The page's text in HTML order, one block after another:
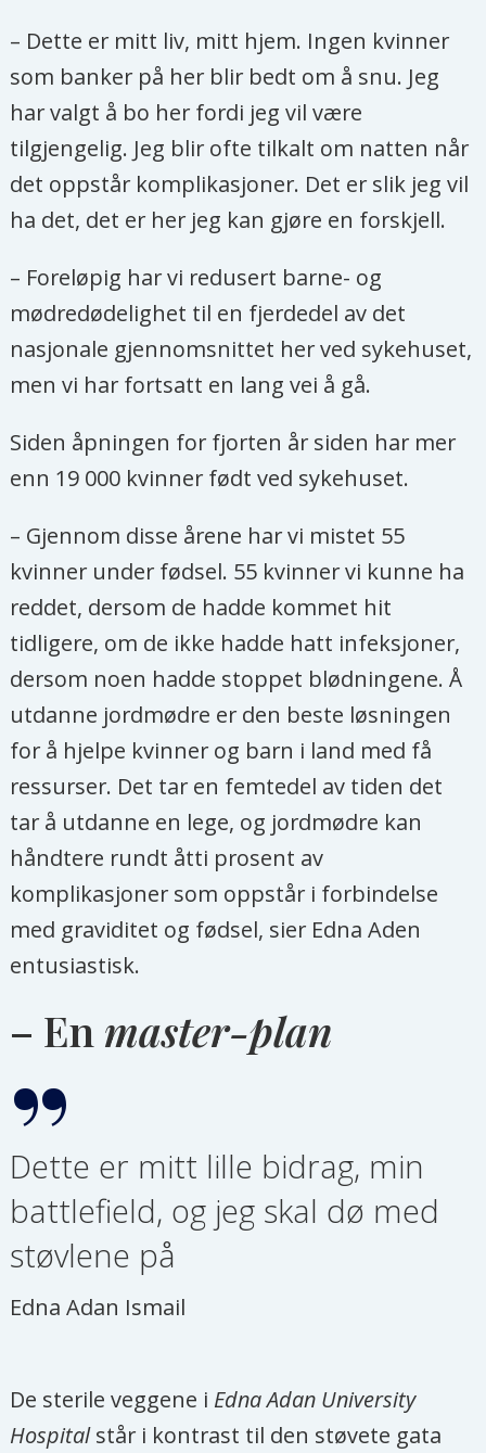
– Dette er mitt liv, mitt hjem. Ingen kvinner
som banker på her blir bedt om å snu. Jeg
har valgt å bo her fordi jeg vil være
tilgjengelig. Jeg blir ofte tilkalt om natten når
det oppstår komplikasjoner. Det er slik jeg vil
ha det, det er her jeg kan gjøre en forskjell.
– Foreløpig har vi redusert barne- og
mødredødelighet til en fjerdedel av det
nasjonale gjennomsnittet her ved sykehuset,
men vi har fortsatt en lang vei å gå.
Siden åpningen for fjorten år siden har mer
enn 19 000 kvinner født ved sykehuset.
– Gjennom disse årene har vi mistet 55
kvinner under fødsel. 55 kvinner vi kunne ha
reddet, dersom de hadde kommet hit
tidligere, om de ikke hadde hatt infeksjoner,
dersom noen hadde stoppet blødningene. Å
utdanne jordmødre er den beste løsningen
for å hjelpe kvinner og barn i land med få
ressurser. Det tar en femtedel av tiden det
tar å utdanne en lege, og jordmødre kan
håndtere rundt åtti prosent av
komplikasjoner som oppstår i forbindelse
med graviditet og fødsel, sier Edna Aden
entusiastisk.
– Enmaster-plan
Dette er mitt lille bidrag, min
battlefield, og jeg skal dø med
støvlene på
Edna Adan Ismail
De sterile veggene i Edna Adan University
Hospitalstår i kontrast til den støvete gata